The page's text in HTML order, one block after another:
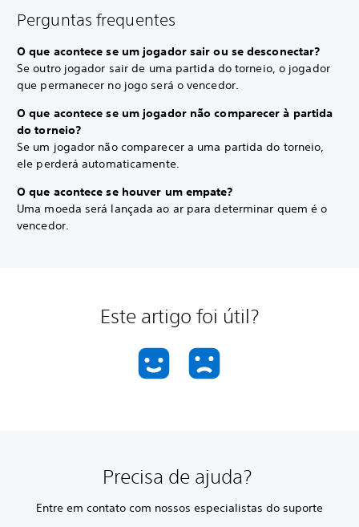
Perguntas frequentes
O que acontece se um jogador sair ou se desconectar?
Se outro jogador sair de uma partida do torneio, o jogador
que permanecer no jogo será o vencedor.
O que acontece se um jogador não comparecer à partida
do torneio?
Se um jogador não comparecer a uma partida do torneio,
ele perderá automaticamente.
O que acontece se houver um empate?
Uma moeda será lançada ao ar para determinar quem é o
vencedor.
Este artigo foi útil?
Precisa de ajuda?
Entre em contato com nossos especialistas do suporte